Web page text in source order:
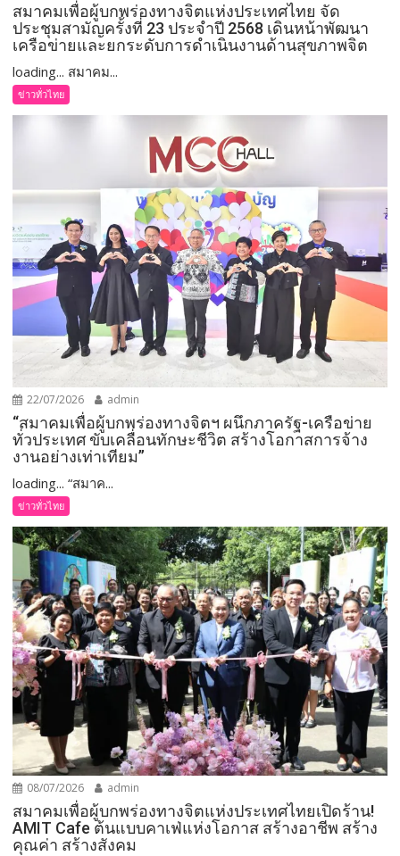
สมาคมเพื่อผู้บกพร่องทางจิตแห่งประเทศไทย จัด
ประชุมสามัญครั้งที่ 23 ประจำปี 2568 เดินหน้าพัฒนา
เครือข่ายและยกระดับการดำเนินงานด้านสุขภาพจิต
loading... สมาคม...
ข่าวทั่วไทย
22/07/2026 admin
“สมาคมเพื่อผู้บกพร่องทางจิตฯ ผนึกภาครัฐ-เครือข่าย
ทั่วประเทศ ขับเคลื่อนทักษะชีวิต สร้างโอกาสการจ้าง
งานอย่างเท่าเทียม”
loading... “สมาค...
ข่าวทั่วไทย
08/07/2026 admin
สมาคมเพื่อผู้บกพร่องทางจิตแห่งประเทศไทยเปิดร้าน!
AMIT Cafe ต้นแบบคาเฟ่แห่งโอกาส สร้างอาชีพ สร้าง
คุณค่า สร้างสังคม